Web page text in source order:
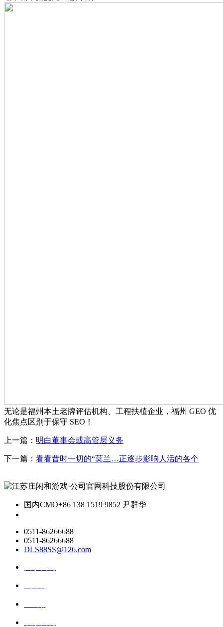
无论是福州本土老牌评估机构、工程扶植企业，福州 GEO 优
化焦点区别于保守 SEO！
上一篇： 明白董事会或高管层义务
下一篇： 看看昔时一切的“莫兰…正逐步影响人活的各个
国内CMO+86 138 1519 9852 尹群华
0511-86266688
0511-86266688
DLS88SS@126.com